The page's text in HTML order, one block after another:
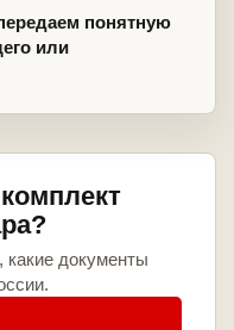
понятную
или
документы